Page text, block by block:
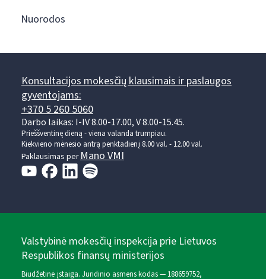
Nuorodos
Konsultacijos mokesčių klausimais ir paslaugos
gyventojams:
+370 5 260 5060
Darbo laikas: I-IV 8.00-17.00, V 8.00-15.45.
Prieššventinę dieną - viena valanda trumpiau.
Kiekvieno mėnesio antrą penktadienį 8.00 val. - 12.00 val.
Paklausimas perMano VMI
Valstybinė mokesčių inspekcija prie Lietuvos
Respublikos finansų ministerijos
Biudžetinė įstaiga. Juridinio asmens kodas — 188659752,